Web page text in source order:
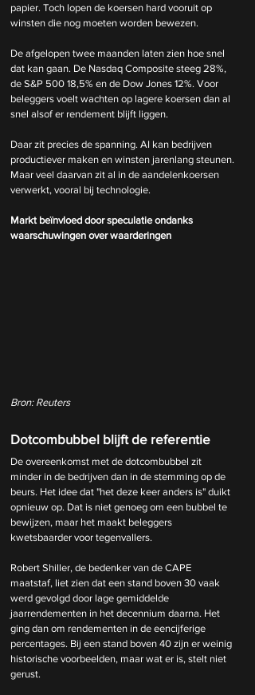
papier. Toch lopen de koersen hard vooruit op
winsten die nog moeten worden bewezen.
De afgelopen twee maanden laten zien hoe snel
dat kan gaan. De Nasdaq Composite steeg 28%,
de S&P 500 18,5% en de Dow Jones 12%. Voor
beleggers voelt wachten op lagere koersen dan al
snel alsof er rendement blijft liggen.
Daar zit precies de spanning. AI kan bedrijven
productiever maken en winsten jarenlang steunen.
Maar veel daarvan zit al in de aandelenkoersen
verwerkt, vooral bij technologie.
Markt beïnvloed door speculatie ondanks
waarschuwingen over waarderingen
Bron: Reuters
Dotcombubbel blijft de referentie
De overeenkomst met de dotcombubbel zit
minder in de bedrijven dan in de stemming op de
beurs. Het idee dat "het deze keer anders is" duikt
opnieuw op. Dat is niet genoeg om een bubbel te
bewijzen, maar het maakt beleggers
kwetsbaarder voor tegenvallers.
Robert Shiller, de bedenker van de CAPE
maatstaf, liet zien dat een stand boven 30 vaak
werd gevolgd door lage gemiddelde
jaarrendementen in het decennium daarna. Het
ging dan om rendementen in de eencijferige
percentages. Bij een stand boven 40 zijn er weinig
historische voorbeelden, maar wat er is, stelt niet
gerust.